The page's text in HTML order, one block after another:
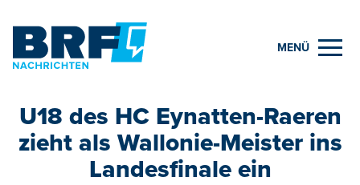
MENÜ
U18 des HC Eynatten-Raeren
zieht als Wallonie-Meister ins
Landesfinale ein